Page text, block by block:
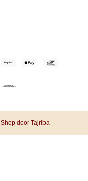
Shop door Tajriba